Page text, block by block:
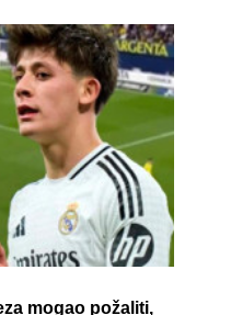
mogao požaliti,